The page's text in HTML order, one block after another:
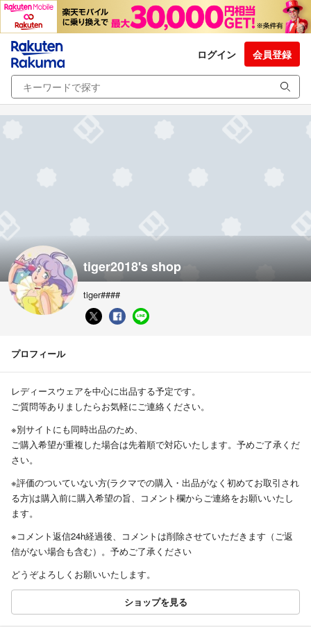
ログイン 会員登録
tiger2018's shop
tiger####
プロフィール
レディースウェアを中心に出品する予定です。
ご質問等ありましたらお気軽にご連絡ください。
※別サイトにも同時出品のため、
ご購入希望が重複した場合は先着順で対応いたします。予めご了承くだ
さい。
※評価のついていない方(ラクマでの購入・出品がなく初めてお取引され
る方)は購入前に購入希望の旨、コメント欄からご連絡をお願いいたし
ます。
※コメント返信24h経過後、コメントは削除させていただきます（ご返
信がない場合も含む）。予めご了承ください
どうぞよろしくお願いいたします。
ショップを見る